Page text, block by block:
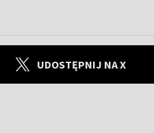
UDOSTĘPNIJ NA X